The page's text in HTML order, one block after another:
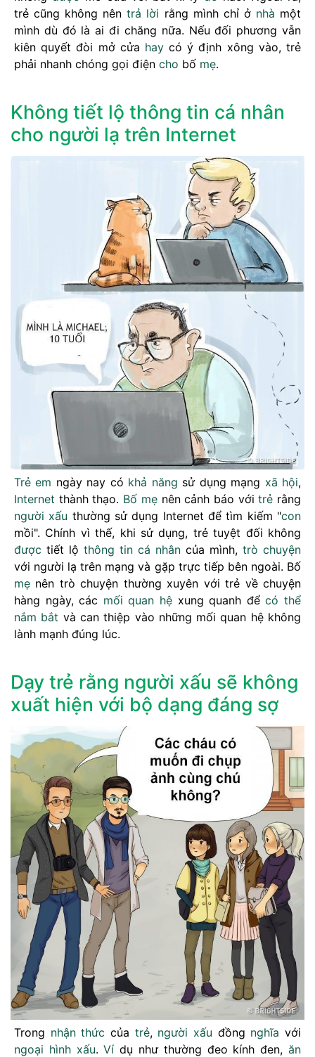
trẻ cũng không nêntrả lời rằng mình chỉ ở nhà một
mình dù đó là ai đi chăng nữa. Nếu đối phương vẫn
kiên quyết đòi mở cửa haycó ý định xông vào, trẻ
phải nhanh chóng gọi điện cho bố mẹ.
Không tiết lộ thông tin cá nhân
cho người lạ trên Internet
Trẻ em ngày nay có khả năng sử dụng mạng xã hội,
Internet thành thạo. Bố mẹnên cảnh báo vớitrẻ rằng
người xấu thường sử dụng Internet để tìm kiếm "con
mồi". Chính vì thế, khi sử dụng, trẻ tuyệt đối không
được tiết lộ thông tin cá nhân của mình, trò chuyện
với người lạ trên mạng và gặp trực tiếp bên ngoài. Bố
mẹ nên trò chuyện thường xuyên với trẻ về chuyện
hàng ngày, các mối quan hệ xung quanh đểcó thể
nắm bắt và can thiệp vào những mối quan hệ không
lành mạnh đúng lúc.
Dạy trẻ rằng người xấu sẽ không
xuất hiện với bộ dạng đáng sợ
Trong nhận thức của trẻ, người xấu đồng nghĩa với
ngoại hình xấu.Ví dụ như thường đeo kính đen,ăn